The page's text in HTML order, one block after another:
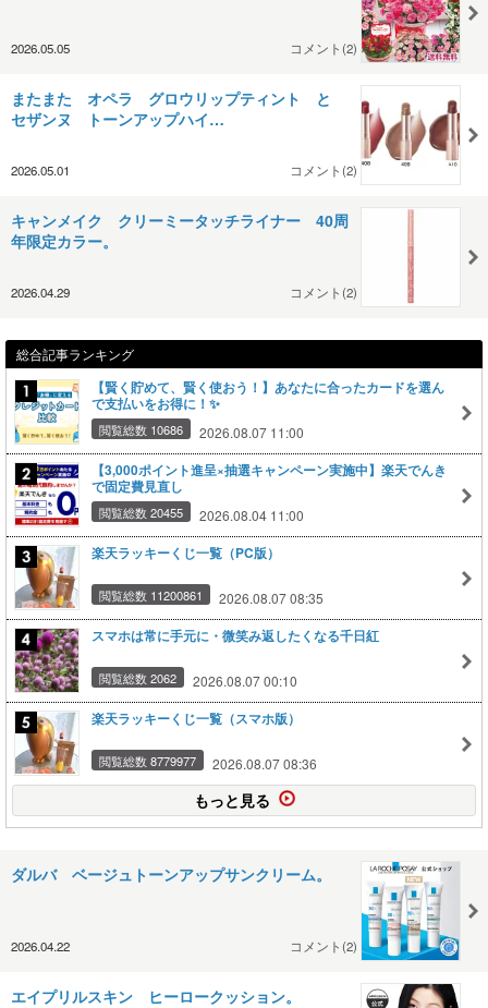
2026.05.05 コメント(2)
またまた オペラ グロウリップティント と
セザンヌ トーンアップハイ…
2026.05.01 コメント(2)
キャンメイク クリーミータッチライナー 40周
年限定カラー。
2026.04.29 コメント(2)
総合記事ランキング
【賢く貯めて、賢く使おう！】あなたに合ったカードを選ん
で支払いをお得に！✨
閲覧総数 10686 2026.08.07 11:00
【3,000ポイント進呈×抽選キャンペーン実施中】楽天でんき
で固定費見直し
閲覧総数 20455 2026.08.04 11:00
楽天ラッキーくじ一覧（PC版）
閲覧総数 11200861 2026.08.07 08:35
スマホは常に手元に・微笑み返したくなる千日紅
閲覧総数 2062 2026.08.07 00:10
楽天ラッキーくじ一覧（スマホ版）
閲覧総数 8779977 2026.08.07 08:36
もっと見る
ダルバ ベージュトーンアップサンクリーム。
2026.04.22 コメント(2)
エイプリルスキン ヒーロークッション。